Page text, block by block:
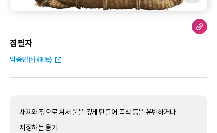
집필자
박종민(朴鍾珉)
새끼와 짚으로 쳐서 울을 깊게 만들어 곡식 등을 운반하거나
저장하는 용기.